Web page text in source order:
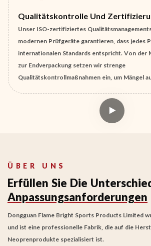
Qualitätskontrolle Und
Unser ISO-zertifiziertes
modernen Prüfgeräte garantieren, dass jedes
internationalen Standards entspricht. Von der
zur Endverpackung setzen wir strenge
Qualitätskontrollmaßnahmen ein, um Mängel
ÜBER UNS
Erfüllen Sie Die
Anpassungsanforderungen
Dongguan Flame Bright Sports Products Limited
und ist eine professionelle Fabrik, die auf die
Neoprenprodukte spezialisiert ist.